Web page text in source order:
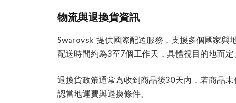
物流與退換貨資訊
Swarovski 提供國際配送服務，支援多個國家與
配送時間約為3至7個工作天，具體視目的地而定
退換貨政策通常為收到商品後30天內，若商品
認當地運費與退換條件。